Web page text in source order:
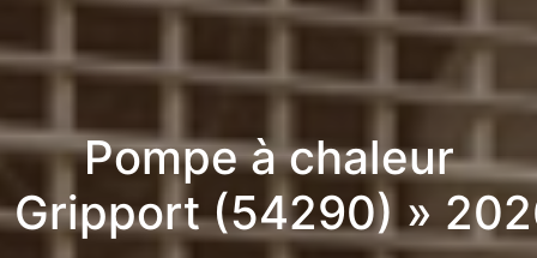
Pompe à chaleur
Gripport (54290) »